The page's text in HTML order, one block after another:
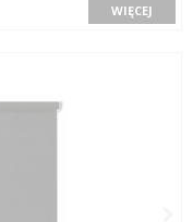
WIĘCEJ